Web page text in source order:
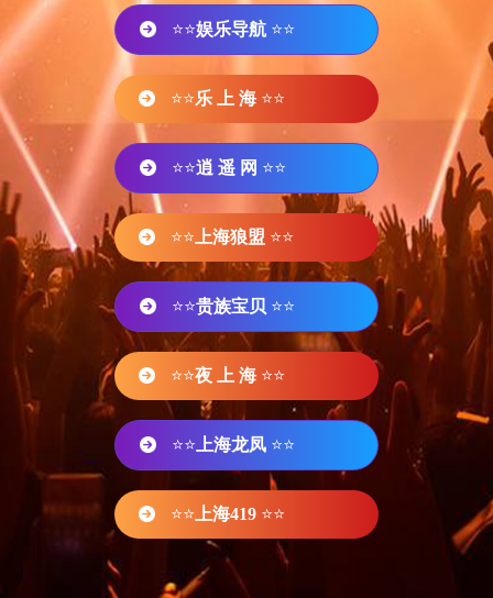
⭐⭐娱乐导航 ⭐⭐
⭐⭐乐 上 海 ⭐⭐
⭐⭐逍 遥 网 ⭐⭐
⭐⭐ 上海狼盟 ⭐⭐
⭐⭐贵族宝贝 ⭐⭐
⭐⭐夜 上 海 ⭐⭐
⭐⭐ 上海龙凤 ⭐⭐
⭐⭐ 上海419 ⭐⭐